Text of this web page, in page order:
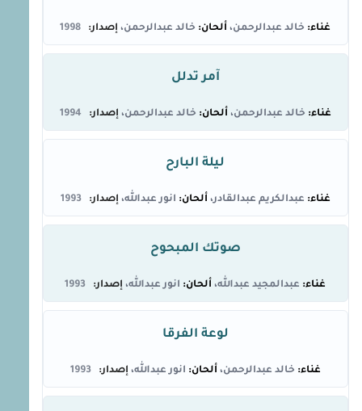
خالد عبدالرحمن خالد عبدالرحمن 1998
آمر تدلل
خالد عبدالرحمن خالد عبدالرحمن 1994
ليلة البارح
عبدالكريم عبدالقادر انور عبدالله 1993
صوتك المبحوح
عبدالمجيد عبدالله انور عبدالله 1993
لوعة الفرقا
خالد عبدالرحمن انور عبدالله 1993